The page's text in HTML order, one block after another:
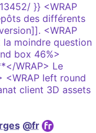
}} <WRAP
des différents
<WRAP
moindre question
box 46%>
WRAP> Le
<WRAP left round
client 3D assets
@fr